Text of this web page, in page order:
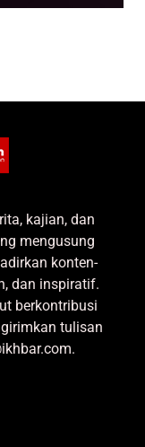
kajian, dan
mengusung
konten-
dan inspiratif.
berkontribusi
tulisan